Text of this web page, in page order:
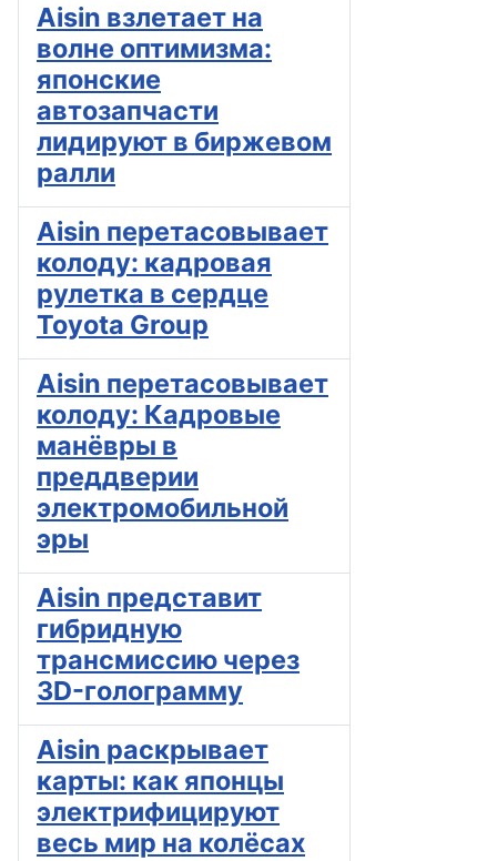
Aisin взлетает на
волне оптимизма:
японские
автозапчасти
лидируют в биржевом
ралли
Aisin перетасовывает
колоду: кадровая
рулетка в сердце
Toyota Group
Aisin перетасовывает
колоду: Кадровые
манёвры в
преддверии
электромобильной
эры
Aisin представит
гибридную
трансмиссию через
3D-голограмму
Aisin раскрывает
карты: как японцы
электрифицируют
весь мир на колёсах